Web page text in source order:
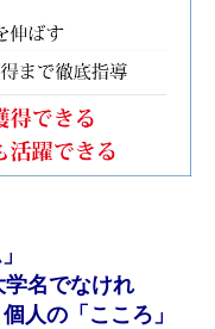
名でなけれ
人の「こころ」